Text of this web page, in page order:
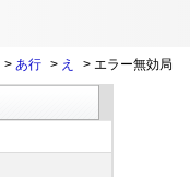
> あ行 > え > エラー無効局